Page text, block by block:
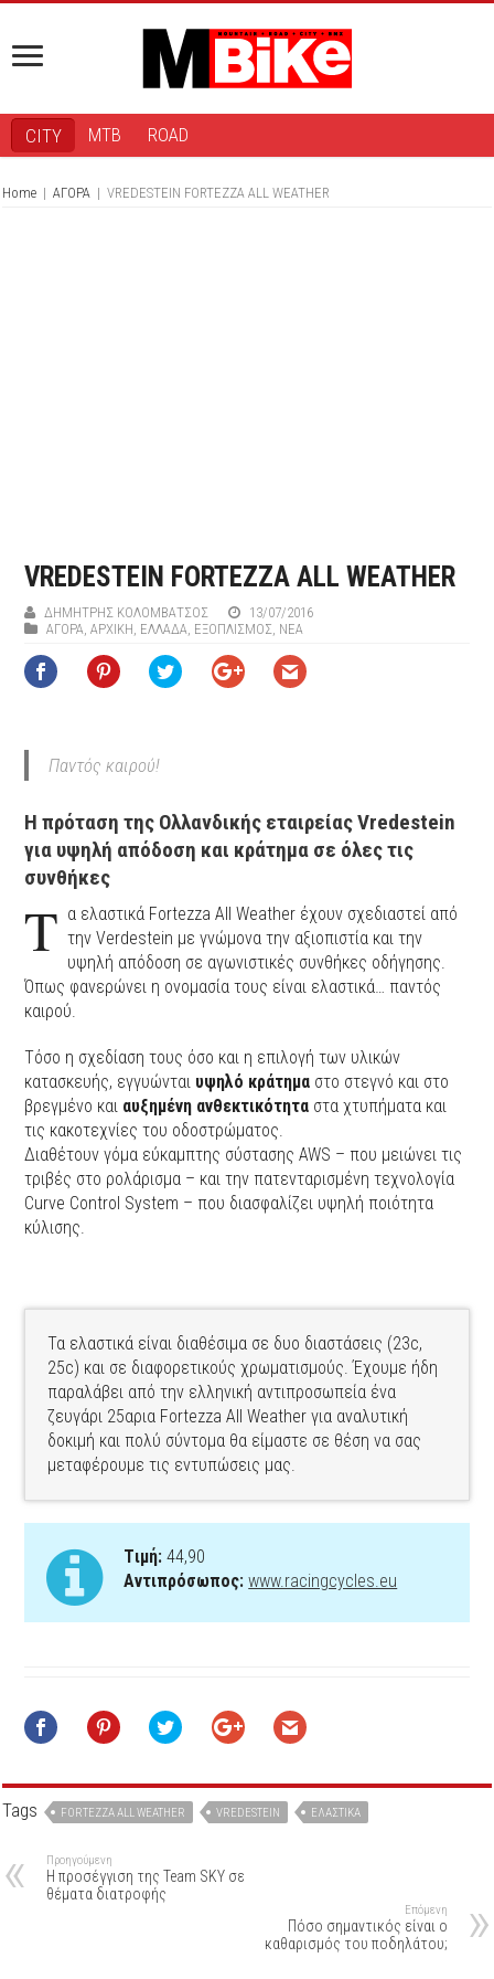
CITY MTB ROAD
Home | ΑΓΟΡΑ | VREDESTEIN FORTEZZA ALL WEATHER
VREDESTEIN FORTEZZA ALL WEATHER
ΔΗΜΉΤΡΗΣ ΚΟΛΟΜΒΆΤΣΟΣ
13/07/2016
ΑΓΟΡΑ,ΑΡΧΙΚΉ, ΕΛΛΑΔΑ, ΕΞΟΠΛΙΣΜΌΣ, ΝΕΑ
Παντός καιρού!
Η πρόταση της Ολλανδικής εταιρείας Vredestein
για υψηλή απόδοση και κράτημα σε όλες τις
συνθήκες
Τ α ελαστικά Fortezza All Weather έχουν σχεδιαστεί από
την Verdestein με γνώμονα την αξιοπιστία και την
υψηλή απόδοση σε αγωνιστικές συνθήκες οδήγησης.
Όπως φανερώνει η ονομασία τους είναι ελαστικά… παντός
καιρού.
Tόσο η σχεδίαση τους όσο και η επιλογή των υλικών
κατασκευής, εγγυώνται υψηλό κράτημα στο στεγνό και στο
βρεγμένο και αυξημένη ανθεκτικότητα στα χτυπήματα και
τις κακοτεχνίες του οδοστρώματος.
Διαθέτουν γόμα εύκαμπτης σύστασης AWS – που μειώνει τις
τριβές στο ρολάρισμα – και την πατενταρισμένη τεχνολογία
Curve Control System – που διασφαλίζει υψηλή ποιότητα
κύλισης.
Τα ελαστικά είναι διαθέσιμα σε δυο διαστάσεις (23c,
25c) και σε διαφορετικούς χρωματισμούς. Έχουμε ήδη
παραλάβει από την ελληνική αντιπροσωπεία ένα
ζευγάρι 25αρια Fortezza All Weather για αναλυτική
δοκιμή και πολύ σύντομα θα είμαστε σε θέση να σας
μεταφέρουμε τις εντυπώσεις μας.
Tιμή: 44,90
Aντιπρόσωπος: www.racingcycles.eu
Tags FORTEZZA ALL WEATHER VREDESTEIN ΕΛΑΣΤΙΚΆ
Προηγούμενη
Η προσέγγιση της Team SKY σε
θέματα διατροφής
Επόμενη
Πόσο σημαντικός είναι ο
καθαρισμός του ποδηλάτου;